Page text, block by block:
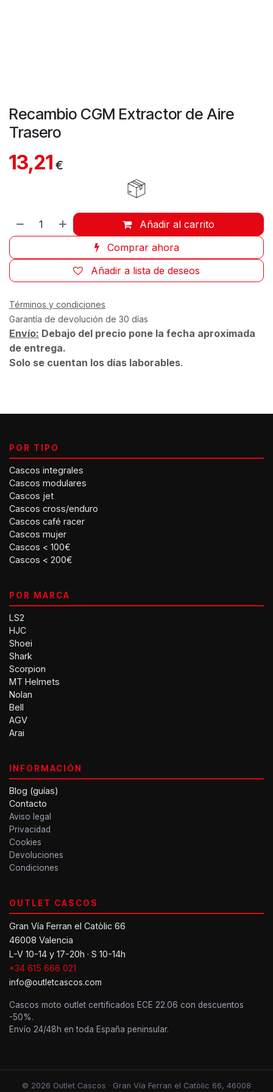
Recambio CGM Extractor de Aire
Trasero
13,21 €
Añadir al carrito
Comprar ahora
Añadir a lista de deseos
Términos y condiciones
Garantía de devolución de 30 días
Envío: Debajo del precio pone la fecha aproximada
de entrega.
Solo se cuentan los días laborables.
POR TIPO
Cascos integrales
Cascos modulares
Cascos jet
Cascos cross/enduro
Cascos café racer
Cascos mujer
Cascos < 100€
Cascos < 200€
POR MARCA
LS2
HJC
Shoei
Shark
Scorpion
MT Helmets
Nolan
Bell
AGV
Arai
INFORMACIÓN
Blog (guías)
Contacto
Aviso legal
Privacidad
Cookies
Devoluciones
Condiciones
OUTLET CASCOS
Gran Vía Ferran el Catòlic 66
46008 Valencia
L-V 10-14 y 17-20h · S 10-14h
+34 615 666 021
info@outletcascos.com
Cascos moto outlet certificados ECE 22.06 con descuentos
-50%.
Envío 24/48h en toda España peninsular.
© 2026 Outlet Cascos · Gran Vía Ferran el Catòlic 66, 46008